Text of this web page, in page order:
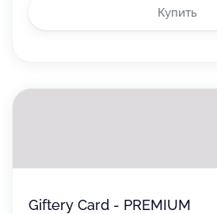
Купить
Giftery Card - PREMIUM